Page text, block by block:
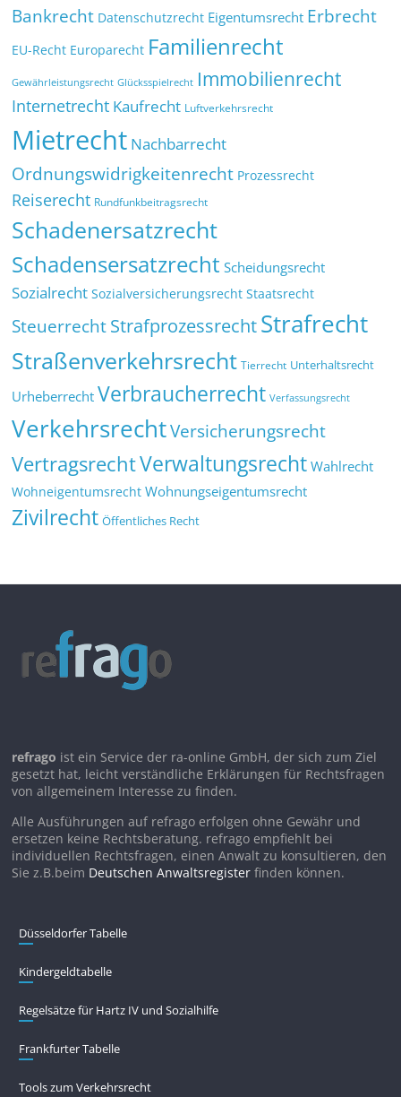
Bankrecht Datenschutzrecht Eigentumsrecht Erbrecht
EU-Recht Europarecht Familienrecht
Gewährleistungsrecht Glücksspielrecht Immobilienrecht
Internetrecht Kaufrecht Luftverkehrsrecht
Mietrecht Nachbarrecht
Ordnungswidrigkeitenrecht Prozessrecht
Reiserecht Rundfunkbeitragsrecht
Schadenersatzrecht
Schadensersatzrecht Scheidungsrecht
Sozialrecht Sozialversicherungsrecht Staatsrecht
SteuerrechtStrafprozessrechtStrafrecht
Straßenverkehrsrecht Tierrecht Unterhaltsrecht
Urheberrecht Verbraucherrecht Verfassungsrecht
VerkehrsrechtVersicherungsrecht
VertragsrechtVerwaltungsrecht Wahlrecht
Wohneigentumsrecht Wohnungseigentumsrecht
Zivilrecht Öffentliches Recht
refrago ist ein Service der ra-online GmbH, der sich zum Ziel
gesetzt hat, leicht verständliche Erklärungen für Rechtsfragen
von allgemeinem Interesse zu finden.
Alle Ausführungen auf refrago erfolgen ohne Gewähr und
ersetzen keine Rechtsberatung. refrago empfiehlt bei
individuellen Rechtsfragen, einen Anwalt zu konsultieren, den
Sie z.B.beim Deutschen Anwaltsregister finden können.
Düsseldorfer Tabelle
Kindergeldtabelle
Regelsätze für Hartz IV und Sozialhilfe
Frankfurter Tabelle
Tools zum Verkehrsrecht